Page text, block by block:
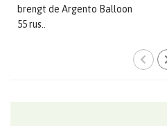
brengt de Argento Balloon
55 rus..